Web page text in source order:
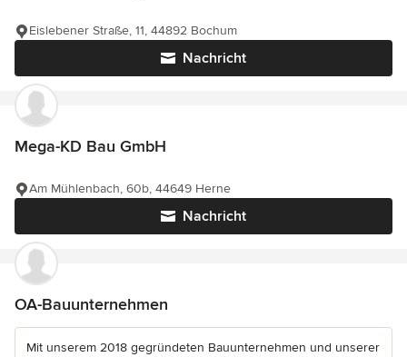
Nachricht
Eislebener Straße, 11, 44892 Bochum
Mega-KD Bau GmbH
Nachricht
Am Mühlenbach, 60b, 44649 Herne
OA-Bauunternehmen
Mit unserem 2018 gegründeten Bauunternehmen und unserer